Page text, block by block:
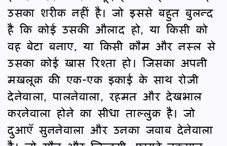
उसका शरीक नहीं है। जो इससे बहुत बुलन्द
है कि कोई उसकी औलाद हो, या किसी को
वह बेटा बनाए, या किसी क़ौम और नस्ल से
उसका कोई ख़ास रिश्ता हो। जिसका अपनी
मख़लूक़ की एक-एक इकाई के साथ रोज़ी
देनेवाला, पालनेवाला, रहमत और देखभाल
करनेवाला होने का सीधा ताल्लुक़ है। जो
दुआएँ सुननेवाला और उनका जवाब देनेवाला